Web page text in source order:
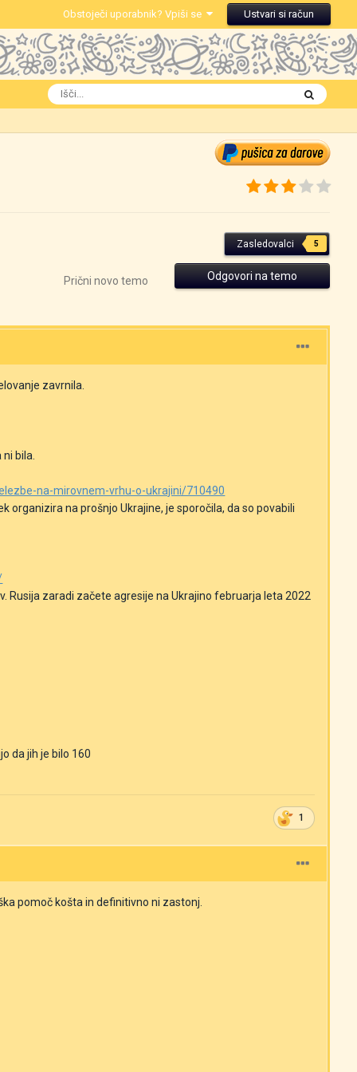
Obstoječi uporabnik? Vpiši se Ustvari si račun
Zasledovalci 5
Odgovori na temo
Prični novo temo
zavrnila.
bila.
na-mirovnem-vrhu-o-ukrajini/710490
organizira na prošnjo Ukrajine, je sporočila, da so povabili
Rusija zaradi začete agresije na Ukrajino februarja leta 2022
da jih je bilo 160
1
pomoč košta in definitivno ni zastonj.